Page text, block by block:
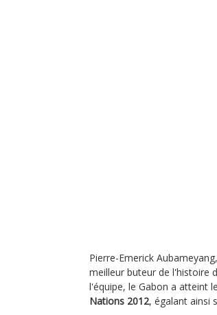
Pierre-Emerick
meilleur buteur de l'histoire
l'équipe, le Gabon a atteint
Nations 2012, égalant ainsi